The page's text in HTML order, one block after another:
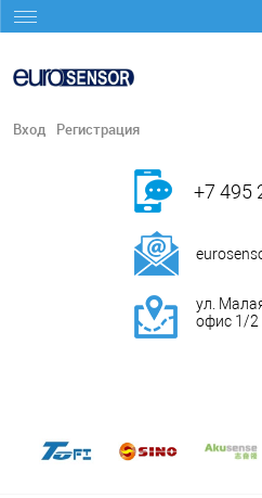
Вход Регистрация
+7 495
ул.
офис 1/2